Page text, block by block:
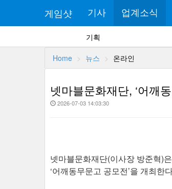
게임샷 기사 업계소식
기획
Home 뉴스 온라인
넷마블문화재단, ‘어깨
2026-07-03 14:03:30
넷마블문화재단(이사장 방준혁)
‘어깨동무문고 공모전’을 개최한